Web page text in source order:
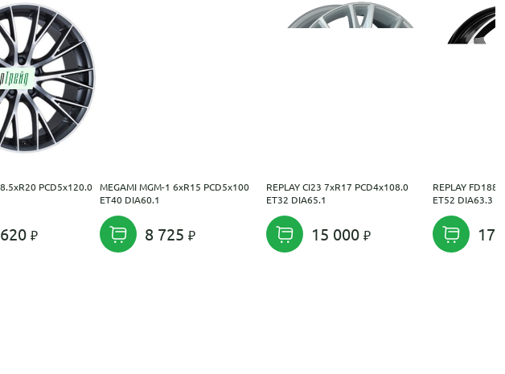
PCD5x120.0 MEGAMI MGM-1 6xR15 PCD5x100
ET40 DIA60.1
8 725
REPLAY CI23 7xR17 PCD4x108.0
ET32 DIA65.1
15 000
REPLAY FD188
ET52 DIA63.3
17